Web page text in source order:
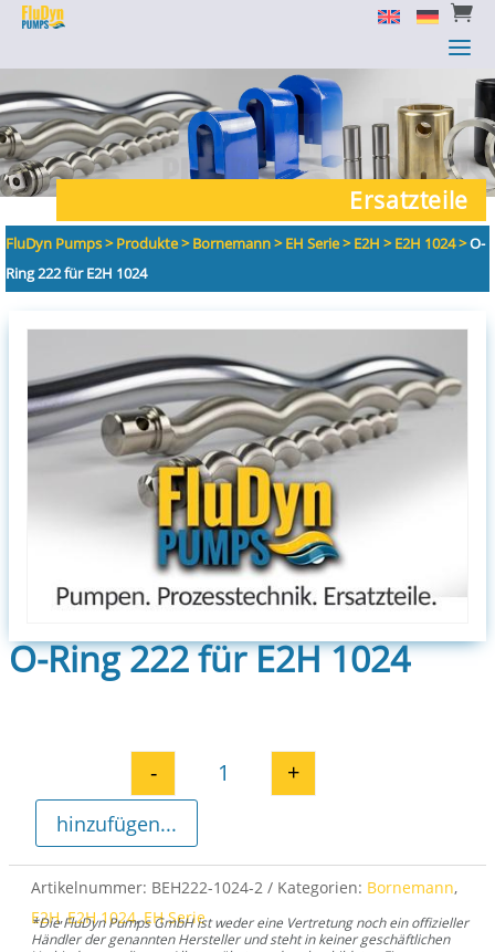

a

a
Ersatzteile
FluDyn Pumps>Produkte>Bornemann>EH Serie>E2H >E2H 1024>O-
Ring 222 für E2H 1024
O-Ring 222 für E2H 1024
O-Ring 222 für E2H 1024 Menge
- +
hinzufügen...
Artikelnummer: BEH222-1024-2 Kategorien: Bornemann,
E2H,E2H 1024,EH Serie
*Die FluDyn Pumps GmbH ist weder eine Vertretung noch ein offizieller
Händler der genannten Hersteller und steht in keiner geschäftlichen